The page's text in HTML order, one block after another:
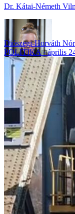
Dr. Kátai-Németh
Diószegi-Horváth
POLITIKA
április